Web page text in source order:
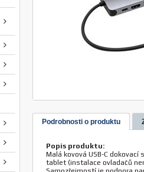
Podrobnosti o produktu
Popis produktu:
Malá kovová USB-C
tablet (instalace ovladačů